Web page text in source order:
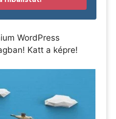
WordPress
Katt a képre!